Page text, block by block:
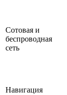
Сотовая и
беспроводная
сеть
Навигация